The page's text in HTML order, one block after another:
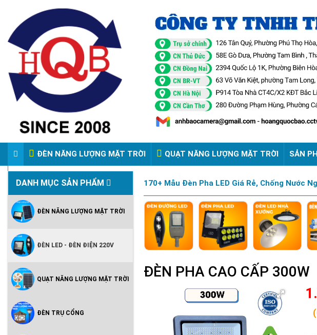
ĐÈN NĂNG LƯỢNG MẶT TRỜI QUẠT NĂNG LƯỢNG MẶT TRỜI SẢN
VIDEO ĐÈN PHA ĐIỆN 220V
DANH MỤC SẢN PHẨM
ĐÈN NĂNG LƯỢNG MẶT TRỜI
ĐÈN LED - ĐÈN ĐIỆN 220V
QUẠT NĂNG LƯỢNG MẶT TRỜI
ĐÈN TRỤ CỔNG
170+ Mẫu Đèn Pha LED Giá Rẻ, Chống Nước
ĐÈN PHA CAO CẤP 300W